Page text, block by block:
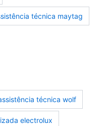
técnica maytag
técnica wolf
electrolux